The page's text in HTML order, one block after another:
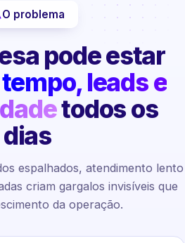
O problema
pode estar
tempo, leads e
todos os
dias
espalhados, atendimento lento
criam gargalos invisíveis que
da operação.